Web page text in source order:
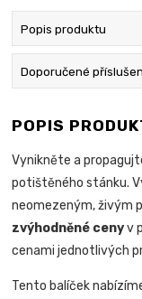
Popis produktu
Doporučené
POPIS
Vynikněte a
potištěného stánku.
neomezeným, živým
zvýhodněné cenyv
cenami jednotlivých
Tento balíček